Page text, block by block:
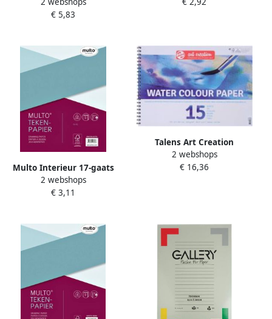
(A4) 200 g mÂ² blok van 20
€ 5,83
Multo Interieur 17-gaats
tekenpapier 120gr 50 vel
2 webshops
€ 3,11
Talens Art Creation
aquarelpapier 240 g mÂ² ft
A3 blok met 15 vellen
2 webshops
€ 16,36